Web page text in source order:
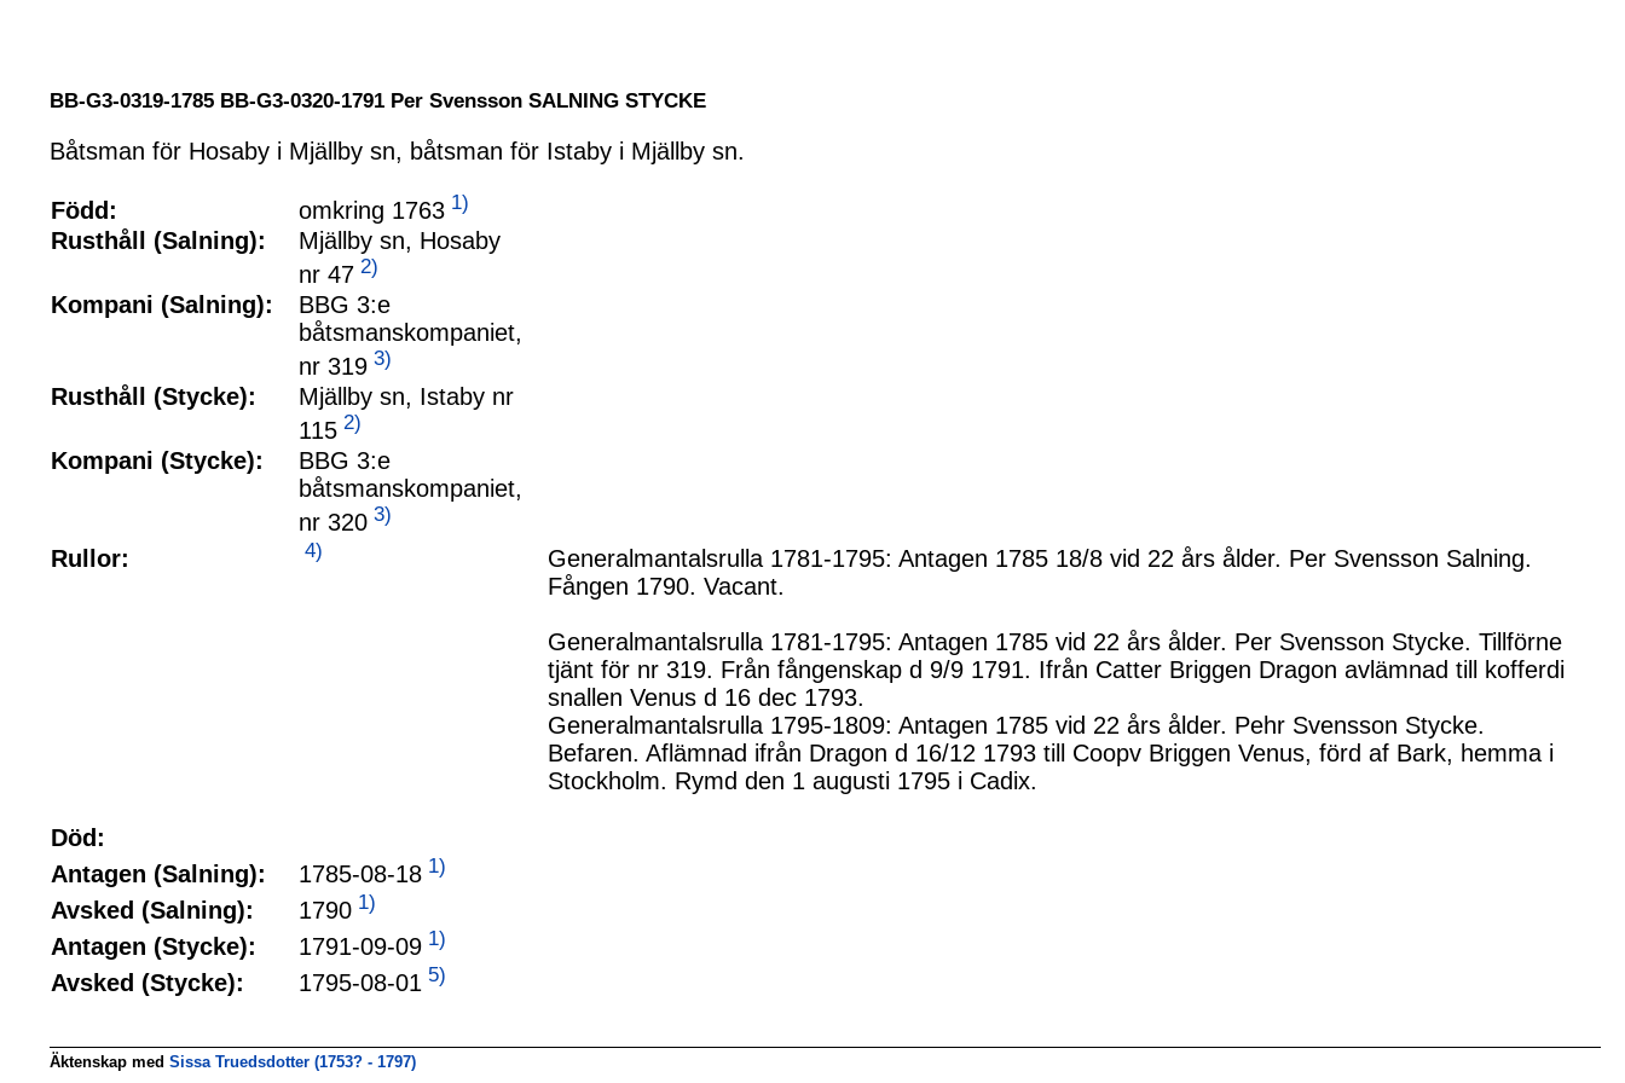
BB-G3-0319-1785 BB-G3-0320-1791 Per Svensson SALNING STYCKE
Båtsman för Hosaby i Mjällby sn, båtsman för Istaby i Mjällby sn.
Född: omkring 1763 1)
Rusthåll (Salning):
Mjällby sn, Hosaby
nr 47 2)
Kompani (Salning):
BBG 3:e
båtsmanskompaniet,
nr 319 3)
Rusthåll (Stycke):
Mjällby sn, Istaby nr
115 2)
Kompani (Stycke):
BBG 3:e
båtsmanskompaniet,
nr 320 3)
Rullor: 4)
Generalmantalsrulla 1781-1795: Antagen 1785 18/8 vid 22 års ålder. Per Svensson Salning.
Fången 1790. Vacant.
Generalmantalsrulla 1781-1795: Antagen 1785 vid 22 års ålder. Per Svensson Stycke. Tillförne
tjänt för nr 319. Från fångenskap d 9/9 1791. Ifrån Catter Briggen Dragon avlämnad till kofferdi
snallen Venus d 16 dec 1793.
Generalmantalsrulla 1795-1809: Antagen 1785 vid 22 års ålder. Pehr Svensson Stycke.
Befaren. Aflämnad ifrån Dragon d 16/12 1793 till Coopv Briggen Venus, förd af Bark, hemma i
Stockholm. Rymd den 1 augusti 1795 i Cadix.
Död:
Antagen (Salning):
1785-08-18 1)
Avsked (Salning): 1790 1)
Antagen (Stycke): 1791-09-09 1)
Avsked (Stycke): 1795-08-01 5)
Äktenskap med Sissa Truedsdotter (1753? - 1797)